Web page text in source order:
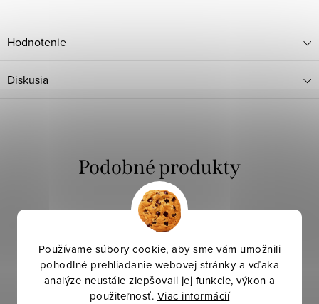
Používame súbory cookie, aby sme vám umožnili
pohodlné prehliadanie webovej stránky a vďaka
analýze neustále zlepšovali jej funkcie, výkon a
použiteľnosť. Viac informácií
Hodnotenie
Diskusia